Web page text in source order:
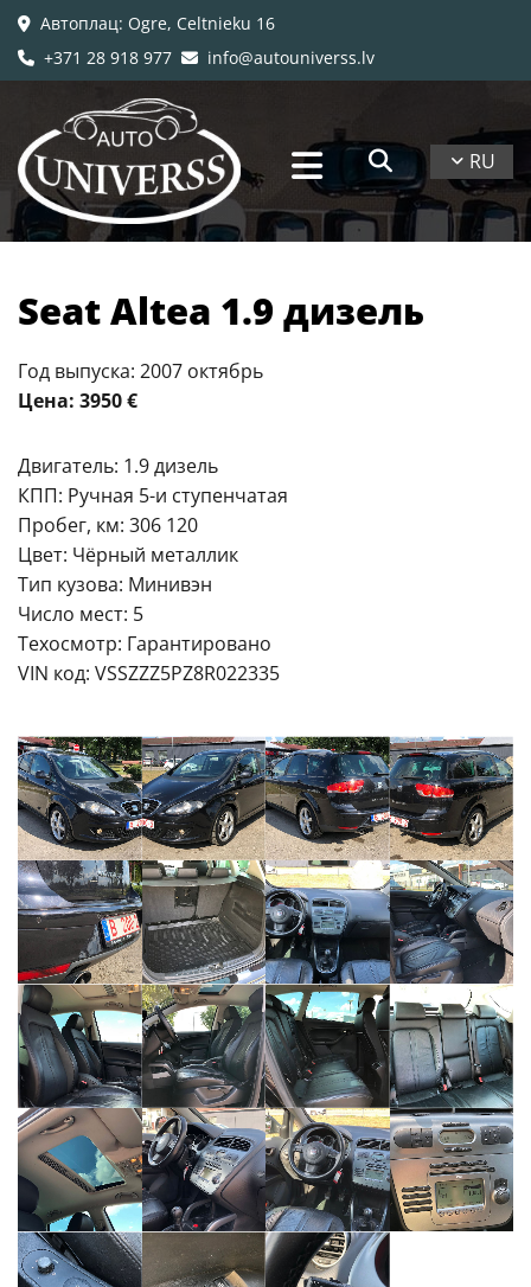
 Автоплац: Ogre, Celtnieku 16
 +371 28 918 977  info@autouniverss.lv
RU
Seat Altea 1.9 дизель
Год выпуска: 2007 октябрь
Цена: 3950 €
Двигатель: 1.9 дизель
КПП: Ручная 5-и ступенчатая
Пробег, км: 306 120
Цвет: Чёрный металлик
Тип кузова: Минивэн
Число мест: 5
Техосмотр: Гарантировано
VIN код: VSSZZZ5PZ8R022335